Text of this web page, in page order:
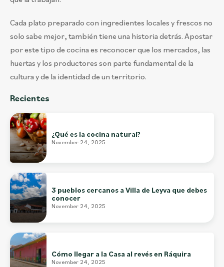
Cada plato preparado con ingredientes locales y frescos no
solo sabe mejor, también tiene una historia detrás. Apostar
por este tipo de cocina es reconocer que los mercados, las
huertas y los productores son parte fundamental de la
cultura y de la identidad de un territorio.
Recientes
¿Qué es la cocina natural?
November 24, 2025
3 pueblos cercanos a Villa de Leyva que debes
conocer
November 24, 2025
Cómo llegar a la Casa al revés en Ráquira
November 24, 2025